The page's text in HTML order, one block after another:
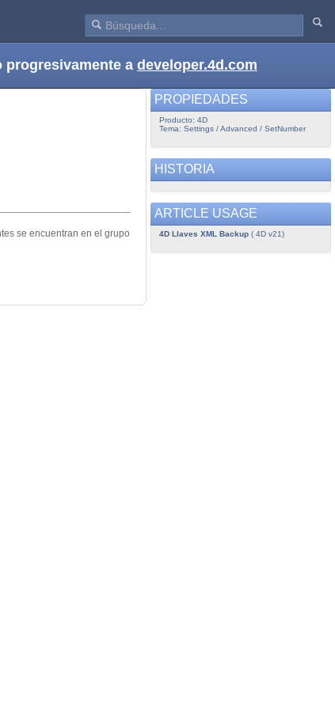
progresivamente a developer.4d.com
se encuentran en el grupo
PROPIEDADES
Producto: 4D
Tema: Settings / Advanced / SetNumber
HISTORIA
ARTICLE USAGE
4D Llaves XML Backup( 4D v21)